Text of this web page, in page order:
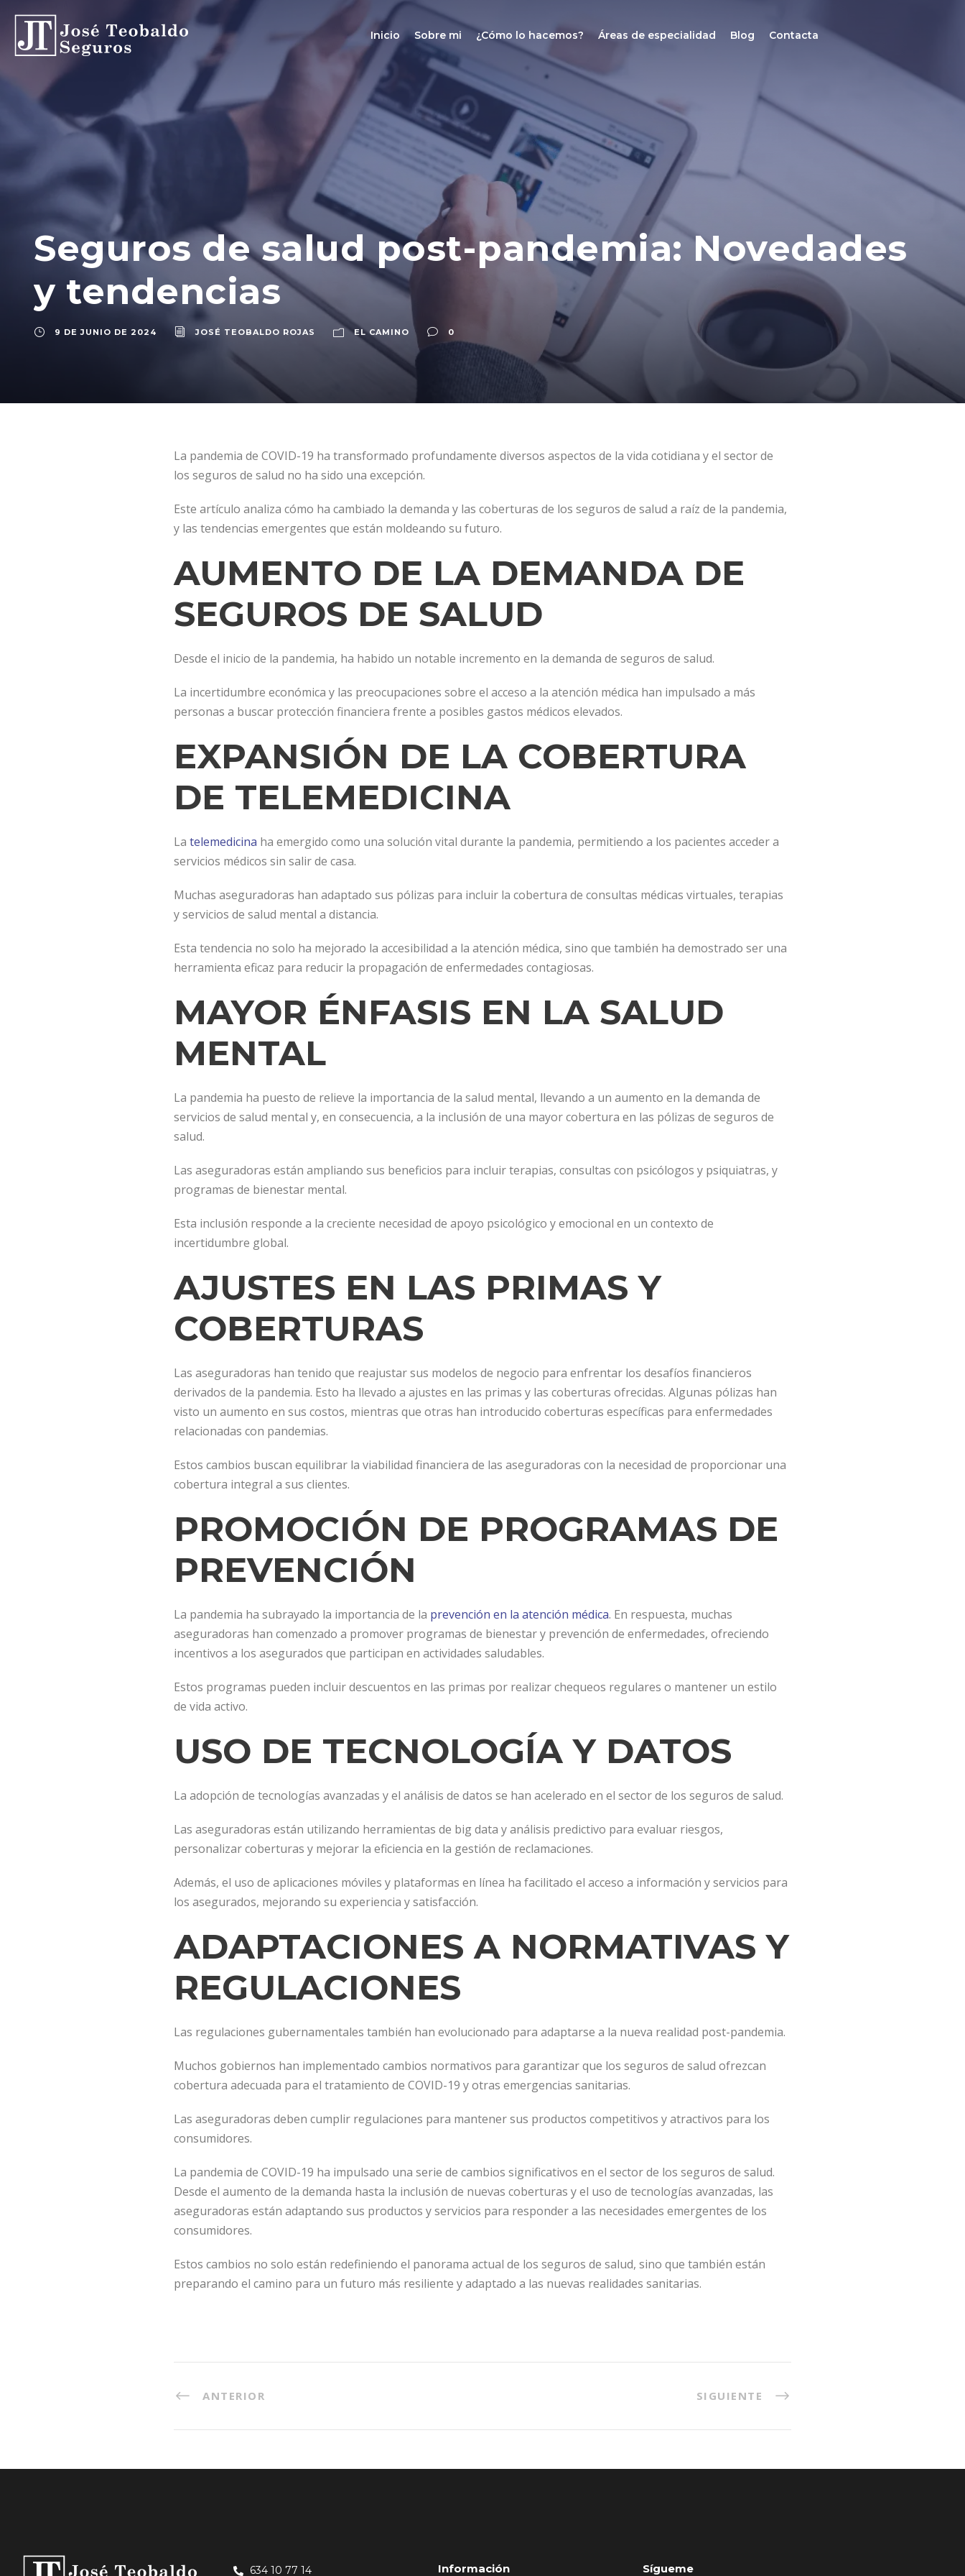
Inicio Sobre mi ¿Cómo lo hacemos? Áreas de especialidad Blog Contacta
Seguros de salud post-pandemia: Novedades
y tendencias
9 DE JUNIO DE 2024 JOSÉ TEOBALDO ROJAS EL CAMINO 0
La pandemia de COVID-19 ha transformado profundamente diversos aspectos de la vida cotidiana y el sector de
los seguros de salud no ha sido una excepción.
Este artículo analiza cómo ha cambiado la demanda y las coberturas de los seguros de salud a raíz de la pandemia,
y las tendencias emergentes que están moldeando su futuro.
AUMENTO DE LA DEMANDA DE
SEGUROS DE SALUD
Desde el inicio de la pandemia, ha habido un notable incremento en la demanda de seguros de salud.
La incertidumbre económica y las preocupaciones sobre el acceso a la atención médica han impulsado a más
personas a buscar protección financiera frente a posibles gastos médicos elevados.
EXPANSIÓN DE LA COBERTURA
DE TELEMEDICINA
La telemedicina ha emergido como una solución vital durante la pandemia, permitiendo a los pacientes acceder a
servicios médicos sin salir de casa.
Muchas aseguradoras han adaptado sus pólizas para incluir la cobertura de consultas médicas virtuales, terapias
y servicios de salud mental a distancia.
Esta tendencia no solo ha mejorado la accesibilidad a la atención médica, sino que también ha demostrado ser una
herramienta eficaz para reducir la propagación de enfermedades contagiosas.
MAYOR ÉNFASIS EN LA SALUD
MENTAL
La pandemia ha puesto de relieve la importancia de la salud mental, llevando a un aumento en la demanda de
servicios de salud mental y, en consecuencia, a la inclusión de una mayor cobertura en las pólizas de seguros de
salud.
Las aseguradoras están ampliando sus beneficios para incluir terapias, consultas con psicólogos y psiquiatras, y
programas de bienestar mental.
Esta inclusión responde a la creciente necesidad de apoyo psicológico y emocional en un contexto de
incertidumbre global.
AJUSTES EN LAS PRIMAS Y
COBERTURAS
Las aseguradoras han tenido que reajustar sus modelos de negocio para enfrentar los desafíos financieros
derivados de la pandemia. Esto ha llevado a ajustes en las primas y las coberturas ofrecidas. Algunas pólizas han
visto un aumento en sus costos, mientras que otras han introducido coberturas específicas para enfermedades
relacionadas con pandemias.
Estos cambios buscan equilibrar la viabilidad financiera de las aseguradoras con la necesidad de proporcionar una
cobertura integral a sus clientes.
PROMOCIÓN DE PROGRAMAS DE
PREVENCIÓN
La pandemia ha subrayado la importancia de la prevención en la atención médica. En respuesta, muchas
aseguradoras han comenzado a promover programas de bienestar y prevención de enfermedades, ofreciendo
incentivos a los asegurados que participan en actividades saludables.
Estos programas pueden incluir descuentos en las primas por realizar chequeos regulares o mantener un estilo
de vida activo.
USO DE TECNOLOGÍA Y DATOS
La adopción de tecnologías avanzadas y el análisis de datos se han acelerado en el sector de los seguros de salud.
Las aseguradoras están utilizando herramientas de big data y análisis predictivo para evaluar riesgos,
personalizar coberturas y mejorar la eficiencia en la gestión de reclamaciones.
Además, el uso de aplicaciones móviles y plataformas en línea ha facilitado el acceso a información y servicios para
los asegurados, mejorando su experiencia y satisfacción.
ADAPTACIONES A NORMATIVAS Y
REGULACIONES
Las regulaciones gubernamentales también han evolucionado para adaptarse a la nueva realidad post-pandemia.
Muchos gobiernos han implementado cambios normativos para garantizar que los seguros de salud ofrezcan
cobertura adecuada para el tratamiento de COVID-19 y otras emergencias sanitarias.
Las aseguradoras deben cumplir regulaciones para mantener sus productos competitivos y atractivos para los
consumidores.
La pandemia de COVID-19 ha impulsado una serie de cambios significativos en el sector de los seguros de salud.
Desde el aumento de la demanda hasta la inclusión de nuevas coberturas y el uso de tecnologías avanzadas, las
aseguradoras están adaptando sus productos y servicios para responder a las necesidades emergentes de los
consumidores.
Estos cambios no solo están redefiniendo el panorama actual de los seguros de salud, sino que también están
preparando el camino para un futuro más resiliente y adaptado a las nuevas realidades sanitarias.
ANTERIOR SIGUIENTE
634 10 77 14 Información Sígueme